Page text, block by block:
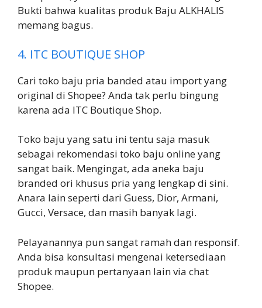
Bukti bahwa kualitas produk Baju ALKHALIS
memang bagus.
4. ITC BOUTIQUE SHOP
Cari toko baju pria banded atau import yang
original di Shopee? Anda tak perlu bingung
karena ada ITC Boutique Shop.
Toko baju yang satu ini tentu saja masuk
sebagai rekomendasi toko baju online yang
sangat baik. Mengingat, ada aneka baju
branded ori khusus pria yang lengkap di sini.
Anara lain seperti dari Guess, Dior, Armani,
Gucci, Versace, dan masih banyak lagi.
Pelayanannya pun sangat ramah dan responsif.
Anda bisa konsultasi mengenai ketersediaan
produk maupun pertanyaan lain via chat
Shopee.